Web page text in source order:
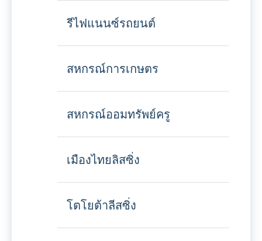
รีไฟแนนซ์รถยนต์
สหกรณ์การเกษตร
สหกรณ์ออมทรัพย์ครู
เมืองไทยลิสซิ่ง
โตโยต้าลีสซิ่ง